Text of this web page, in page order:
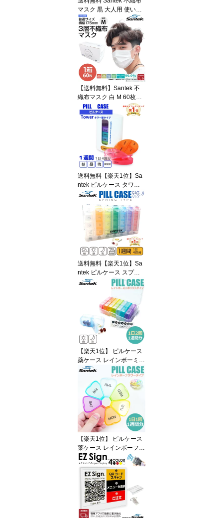
ト
マスク 黒 大人用 使い捨
て ふつうサイズ 男女兼
用 UPF50+ 紫外線遮光率
99.9％ VFE99.9％ BFE9
9.9％ PFE99.8% 花粉 ウ
イルス 飛沫対策 UVカッ
ト 黒マスク おしゃれ 小
顔効果 立体プリーツ レ
ーザー治療 ダウンタイム
シミ取り
【送料無料】Santek 不
織布マスク 白 M 60枚入
り ふつうサイズ 使い捨
て 男女兼用 VFE99.9％ B
FE99.9％ PFE99.8% UV
87.1%カット 花粉対策
飛沫防止 耳が痛くならな
い おしゃれ 清潔マスク
送料無料【楽天1位】Sa
ntek ピルケース タワー
型 1週間 1日4回 薬ケー
ス 薬入れ 薬箱 薬カレン
ダー 服薬管理 飲み忘れ
防止 サプリメントケース
携帯用 コンパクト 旅行
持ち運び おしゃれ カレ
ンダー管理 服薬サポート
送料無料【楽天1位】Sa
ntek ピルケース スプリ
ング 1週間 1日4回 薬ケ
ース 薬入れ 薬箱 薬カレ
ンダー 服薬管理 飲み忘
れ防止 サプリメントケー
ス 携帯用 コンパクト 旅
行 持ち運び おしゃれ か
わいい カレンダー管理
服薬サポート
【楽天1位】 ピルケース
薬ケース レインボーミニ
ボックス型 [Santek] 1週
間 1日2回 【送料無料】
【楽天1位】 ピルケース
薬ケース レインボーフラ
ワー型 [Santek] 1週間 1
日1回 【送料無料】